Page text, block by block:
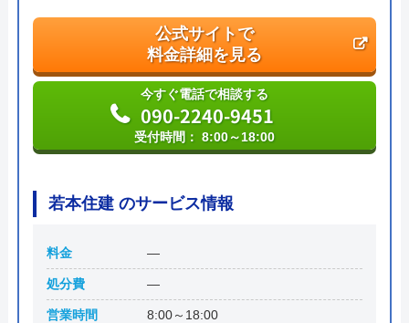
公式サイトで
料金詳細を見る
今すぐ電話で相談する
090-2240-9451
受付時間： 8:00～18:00
若本住建 のサービス情報
料金 ―
処分費 ―
営業時間 8:00～18:00